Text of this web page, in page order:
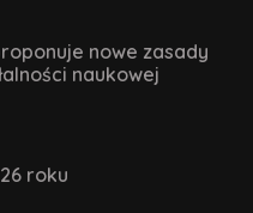
nowe zasady
naukowej
roku